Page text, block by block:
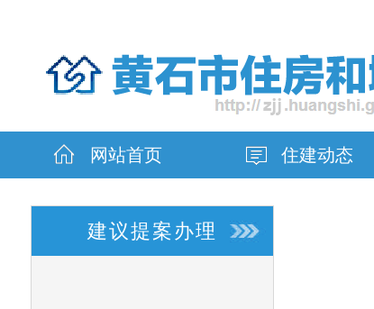
网站首页 住建动态
建议提案办理